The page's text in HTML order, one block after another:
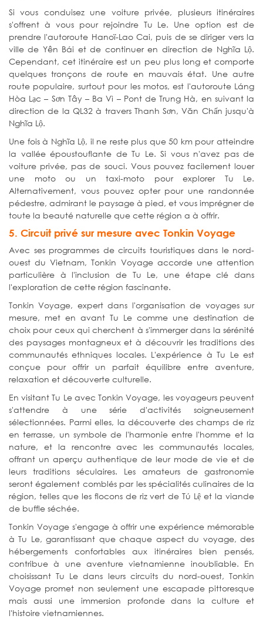
Si vous conduisez une voiture privée, plusieurs itinéraires
s'offrent à vous pour rejoindre Tu Le. Une option est de
prendre l'autoroute Hanoï-Lao Cai, puis de se diriger vers la
ville de Yên Bái et de continuer en direction de Nghĩa Lộ.
Cependant, cet itinéraire est un peu plus long et comporte
quelques tronçons de route en mauvais état. Une autre
route populaire, surtout pour les motos, est l'autoroute Láng
Hòa Lạc – Sơn Tây – Ba Vì – Pont de Trung Hà, en suivant la
direction de la QL32 à travers Thanh Sơn, Văn Chấn jusqu'à
Nghĩa Lộ.
Une fois à Nghĩa Lộ, il ne reste plus que 50 km pour atteindre
la vallée époustouflante de Tu Le. Si vous n'avez pas de
voiture privée, pas de souci. Vous pouvez facilement louer
une moto ou un taxi-moto pour explorer Tu Le.
Alternativement, vous pouvez opter pour une randonnée
pédestre, admirant le paysage à pied, et vous imprégner de
toute la beauté naturelle que cette région a à offrir.
5. Circuit privé sur mesure avec Tonkin Voyage
Avec ses programmes de circuits touristiques dans le nord-
ouest du Vietnam, Tonkin Voyage accorde une attention
particulière à l'inclusion de Tu Le, une étape clé dans
l'exploration de cette région fascinante.
Tonkin Voyage, expert dans l'organisation de voyages sur
mesure, met en avant Tu Le comme une destination de
choix pour ceux qui cherchent à s'immerger dans la sérénité
des paysages montagneux et à découvrir les traditions des
communautés ethniques locales. L'expérience à Tu Le est
conçue pour offrir un parfait équilibre entre aventure,
relaxation et découverte culturelle.
En visitant Tu Le avec Tonkin Voyage, les voyageurs peuvent
s'attendre à une série d'activités soigneusement
sélectionnées. Parmi elles, la découverte des champs de riz
en terrasse, un symbole de l'harmonie entre l'homme et la
nature, et la rencontre avec les communautés locales,
offrant un aperçu authentique de leur mode de vie et de
leurs traditions séculaires. Les amateurs de gastronomie
seront également comblés par les spécialités culinaires de la
région, telles que les flocons de riz vert de Tú Lệ et la viande
de buffle séchée.
Tonkin Voyage s'engage à offrir une expérience mémorable
à Tu Le, garantissant que chaque aspect du voyage, des
hébergements confortables aux itinéraires bien pensés,
contribue à une aventure vietnamienne inoubliable. En
choisissant Tu Le dans leurs circuits du nord-ouest, Tonkin
Voyage promet non seulement une escapade pittoresque
mais aussi une immersion profonde dans la culture et
l'histoire vietnamiennes.